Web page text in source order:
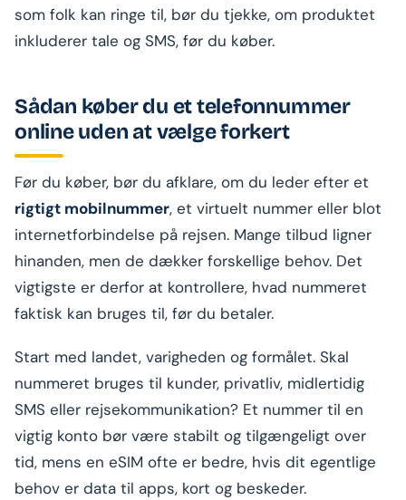
som folk kan ringe til, bør du tjekke, om produktet
inkluderer tale og SMS, før du køber.
Sådan køber du et telefonnummer
online uden at vælge forkert
Før du køber, bør du afklare, om du leder efter et
rigtigt mobilnummer, et virtuelt nummer eller blot
internetforbindelse på rejsen. Mange tilbud ligner
hinanden, men de dækker forskellige behov. Det
vigtigste er derfor at kontrollere, hvad nummeret
faktisk kan bruges til, før du betaler.
Start med landet, varigheden og formålet. Skal
nummeret bruges til kunder, privatliv, midlertidig
SMS eller rejsekommunikation? Et nummer til en
vigtig konto bør være stabilt og tilgængeligt over
tid, mens en eSIM ofte er bedre, hvis dit egentlige
behov er data til apps, kort og beskeder.